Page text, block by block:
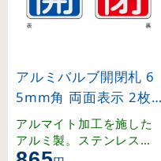
アルミバルブ開閉札 6
5mm角 両面表示 2枚1
組 開(青)⇔閉(赤) (162
011)
アルマイト加工を施した
アルミ製。ステンレスリ
ング付きの開閉札セット